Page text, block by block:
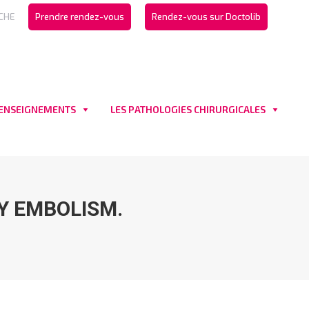
Prendre rendez-vous Rendez-vous sur Doctolib
LES PATHOLOGIES CHIRURGICALES
EMBOLISM.